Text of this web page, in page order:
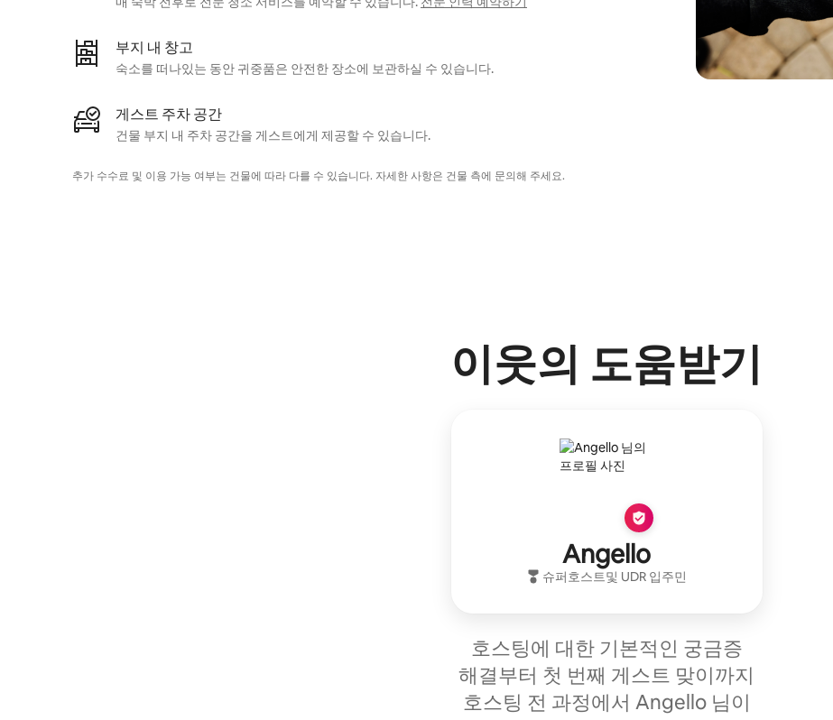
부지 내 창고
숙소를 떠나있는 동안 귀중품은 안전한 장소에 보관하실 수 있습니다.
게스트 주차 공간
건물 부지 내 주차 공간을 게스트에게 제공할 수 있습니다.
추가 수수료 및 이용 가능 여부는 건물에 따라 다를 수 있습니다. 자세한 사항은 건물 측에 문의해 주세요.
이웃의 도움받기
Angello
슈퍼호스트및 UDR 입주민
호스팅에 대한 기본적인 궁금증
해결부터 첫 번째 게스트 맞이까지
호스팅 전 과정에서 Angello 님이